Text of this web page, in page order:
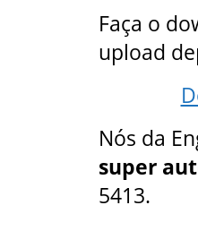
Faça o
upload
Nós da
super
5413.